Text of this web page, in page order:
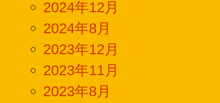
2024年12月
2024年8月
2023年12月
2023年11月
2023年8月